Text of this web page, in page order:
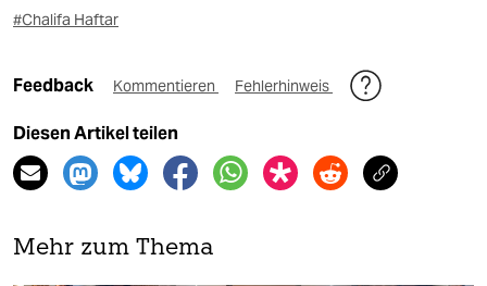
#Chalifa Haftar
Feedback Kommentieren Fehlerhinweis
Diesen Artikel teilen
Mehr zum Thema